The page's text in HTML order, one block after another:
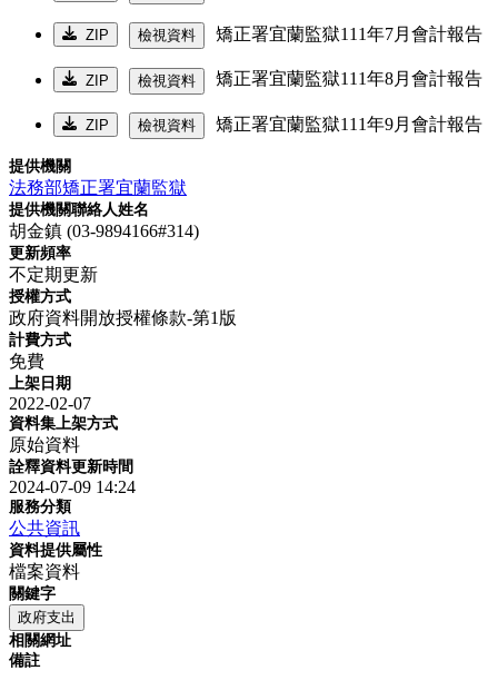
ZIP 檢視資料 矯正署宜蘭監獄111年7月會計報告
ZIP 檢視資料 矯正署宜蘭監獄111年8月會計報告
ZIP 檢視資料 矯正署宜蘭監獄111年9月會計報告
提供機關
法務部矯正署宜蘭監獄
提供機關聯絡人姓名
胡金鎮 (03-9894166#314)
更新頻率
不定期更新
授權方式
政府資料開放授權條款-第1版
計費方式
免費
上架日期
2022-02-07
資料集上架方式
原始資料
詮釋資料更新時間
2024-07-09 14:24
服務分類
公共資訊
資料提供屬性
檔案資料
關鍵字
政府支出
相關網址
備註